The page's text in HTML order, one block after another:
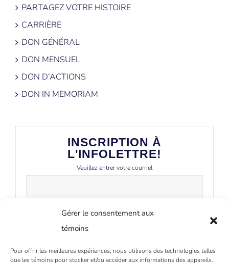
Gérer le consentement aux
témoins
Pour offrir les meilleures expériences, nous utilisons des technologies telles
que les témoins pour stocker et/ou accéder aux informations des appareils.
PARTAGEZ VOTRE HISTOIRE
CARRIÈRE
DON GÉNÉRAL
DON MENSUEL
DON D’ACTIONS
DON IN MEMORIAM
INSCRIPTION À
L'INFOLETTRE!
Veuillez entrer votre courriel